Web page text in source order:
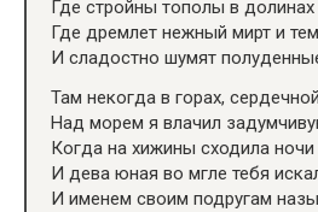
Где стройны тополы в долинах
Где дремлет нежный мирт и
И сладостно шумят
Там некогда в горах,
Над морем я влачил
Когда на хижины сходила
И дева юная во мгле тебя
И именем своим подругам